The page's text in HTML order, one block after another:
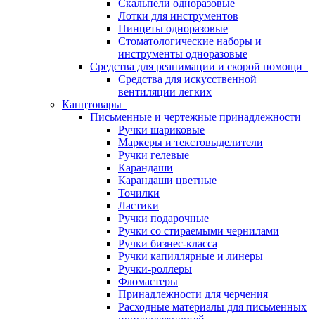
Скальпели одноразовые
Лотки для инструментов
Пинцеты одноразовые
Стоматологические наборы и
инструменты одноразовые
Средства для реанимации и скорой помощи
Средства для искусственной
вентиляции легких
Канцтовары
Письменные и чертежные принадлежности
Ручки шариковые
Маркеры и текстовыделители
Ручки гелевые
Карандаши
Карандаши цветные
Точилки
Ластики
Ручки подарочные
Ручки со стираемыми чернилами
Ручки бизнес-класса
Ручки капиллярные и линеры
Ручки-роллеры
Фломастеры
Принадлежности для черчения
Расходные материалы для письменных